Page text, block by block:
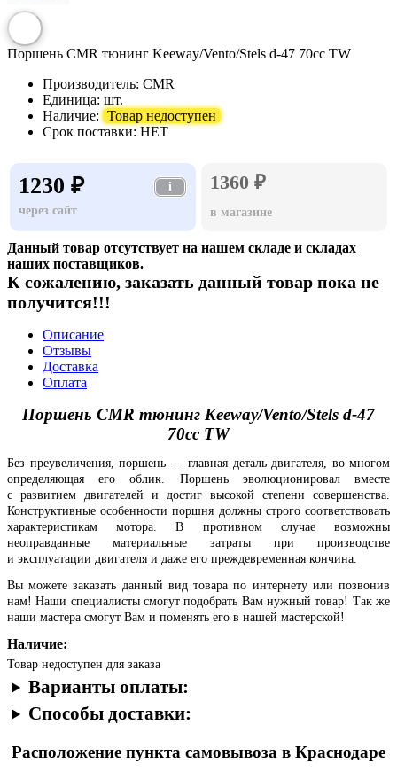
Поршень CMR тюнинг Keeway/Vento/Stels d-47 70cc TW
Производитель: CMR
Единица: шт.
Наличие: Товар недоступен
Срок поставки: НЕТ
1230 ₽
i
через сайт
1360 ₽
в магазине
Данный товар отсутствует на нашем складе и складах
наших поставщиков.
К сожалению, заказать данный товар пока не
получится!!!
Описание
Отзывы
Доставка
Оплата
Поршень CMR тюнинг Keeway/Vento/Stels d-47
70cc TW
Без преувеличения, поршень — главная деталь двигателя, во многом
определяющая его облик. Поршень эволюционировал вместе
с развитием двигателей и достиг высокой степени совершенства.
Конструктивные особенности поршня должны строго соответствовать
характеристикам мотора. В противном случае возможны
неоправданные материальные затраты при производстве
и эксплуатации двигателя и даже его преждевременная кончина.
Вы можете заказать данный вид товара по интернету или позвонив
нам! Наши специалисты смогут подобрать Вам нужный товар! Так же
наши мастера смогут Вам и поменять его в нашей мастерской!
Наличие:
Товар недоступен для заказа
Варианты оплаты:
Способы доставки:
Расположение пункта самовывоза в Краснодаре